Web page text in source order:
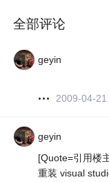
全部评论
geyin
2009-04-21
geyin
[Quote=引用楼
重装 visual